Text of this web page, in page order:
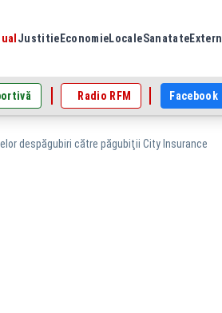
Justitie EconomieLocaleSanatateExtern
Radio RFM Facebook
despăgubiri către păgubiţii City Insurance